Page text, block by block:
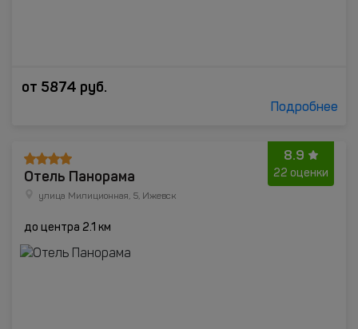
от 5874 руб.
Подробнее
8.9
22 оценки
Отель Панорама
улица Милиционная, 5, Ижевск
до центра 2.1 км